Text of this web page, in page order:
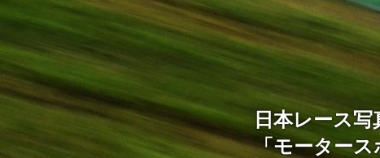
日本レース
「モーター